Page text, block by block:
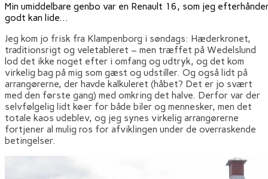
Min umiddelbare genbo var en Renault 16, som jeg
godt kan lide...
Jeg kom jo frisk fra Klampenborg i søndags: Hæderkronet,
traditionsrigt og veletableret – men træffet på Wedelslund
lod det ikke noget efter i omfang og udtryk, og det kom
virkelig bag på mig som gæst og udstiller. Og også lidt på
arrangørerne, der havde kalkuleret (håbet? Det er jo svært
med den første gang) med omkring det halve. Derfor var der
selvfølgelig lidt køer for både biler og mennesker, men det
totale kaos udeblev, og jeg synes virkelig arrangørerne
fortjener al mulig ros for afviklingen under de overraskende
betingelser.